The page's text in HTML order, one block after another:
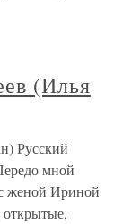
(Илья
Русский
мной
женой Ириной